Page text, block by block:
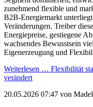
zunehmend flexible und
B2B-Energiemarkt
Veränderungen. Treiber
Energiepreise, gestiegene
wachsendes Bewusstsein
Eigenerzeugung und
Weiterlesen … Flexibilität
verändert
20.05.2026 07:47 von